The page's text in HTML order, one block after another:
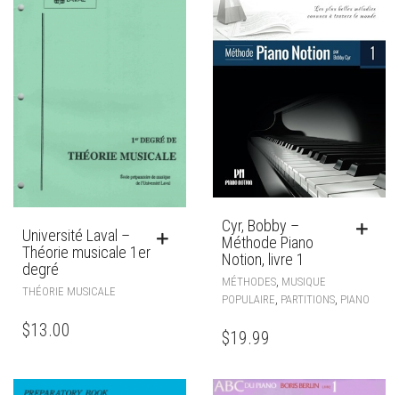
Université Laval –
Théorie musicale 1er
degré
THÉORIE MUSICALE
$13.00
Cyr, Bobby –
Méthode Piano
Notion, livre 1
MÉTHODES MUSIQUE
POPULAIRE PARTITIONS PIANO
$19.99